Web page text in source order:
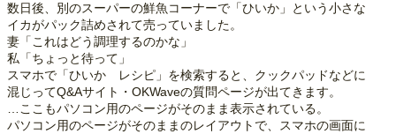
数日後、別のスーパーの鮮魚コーナーで「ひいか」という小さな
イカがパック詰めされて売っていました。
妻「これはどう調理するのかな」
私「ちょっと待って」
スマホで「ひいか レシピ」を検索すると、クックパッドなどに
混じってQ&Aサイト・OKWaveの質問ページが出てきます。
…ここもパソコン用のページがそのまま表示されている。
パソコン用のページがそのままのレイアウトで、スマホの画面に